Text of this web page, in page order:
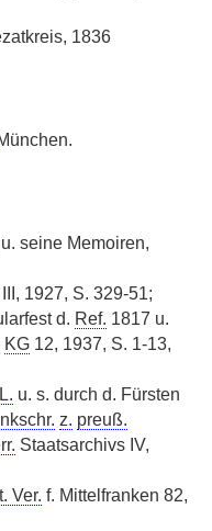
1836
u. seine Memoiren,
1927, S. 329-51;
d. Ref. 1817 u.
KG 12, 1937, S. 1-13,
L. u. s. durch d. Fürsten
z. preuß.
Staatsarchivs IV,
Ver. f. Mittelfranken 82,